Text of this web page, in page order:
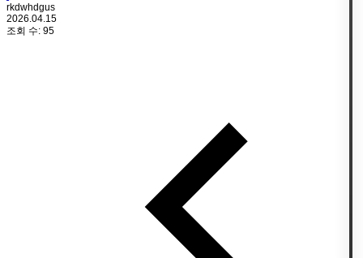
rkdwhdgus
2026.04.15
조회 수: 95